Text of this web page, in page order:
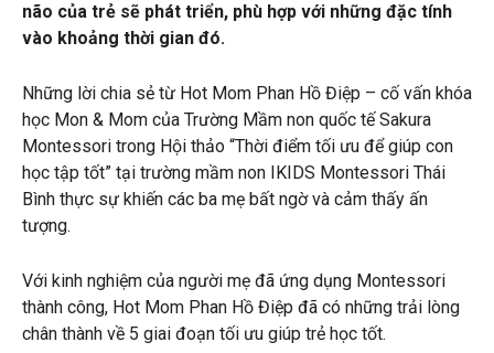
não của trẻ sẽ phát triển, phù hợp với những đặc tính
vào khoảng thời gian đó.
Những lời chia sẻ từ Hot Mom Phan Hồ Điệp – cố vấn khóa
học Mon & Mom của Trường Mầm non quốc tế Sakura
Montessori trong Hội thảo “Thời điểm tối ưu để giúp con
học tập tốt” tại trường mầm non IKIDS Montessori Thái
Bình thực sự khiến các ba mẹ bất ngờ và cảm thấy ấn
tượng.
Với kinh nghiệm của người mẹ đã ứng dụng Montessori
thành công, Hot Mom Phan Hồ Điệp đã có những trải lòng
chân thành về 5 giai đoạn tối ưu giúp trẻ học tốt.